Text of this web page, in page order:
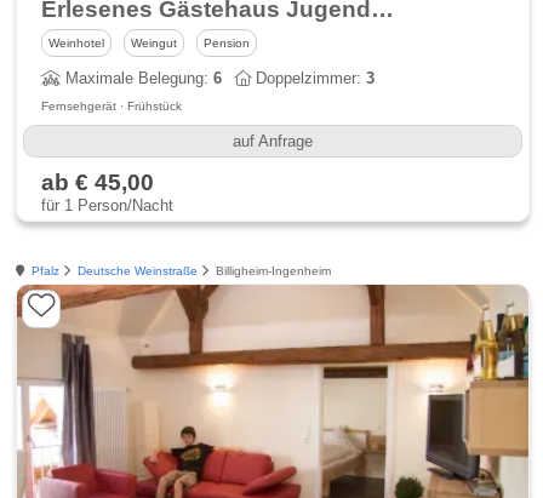
Erlesenes Gästehaus Jugendstil-Villa Oberhofer
Weinhotel Weingut Pension
Maximale Belegung:6 Doppelzimmer:3
Fernsehgerät · Frühstück
auf Anfrage
ab € 45,00
für 1 Person/Nacht
Pfalz Deutsche Weinstraße Billigheim-Ingenheim